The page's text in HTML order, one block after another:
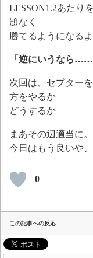
LESSON1.2あたり
題なく
勝てるようになるよ
「逆にいうなら……
次回は、セプター
方をやるか
どうするか
まあその辺適当に。
今日はもう良いや
0
この記事への反応